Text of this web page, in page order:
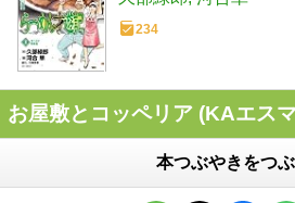
234
お屋敷とコッペリア (KAエス
本つぶやきをつぶ